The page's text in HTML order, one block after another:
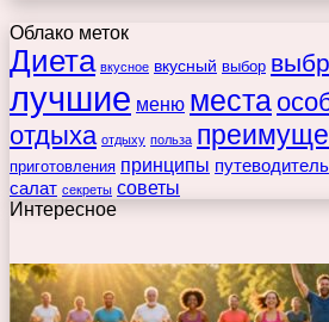
Облако меток
Диета вкусное вкусный выбор
лучшие меню места
отдыха отдыху польза
приготовления принципы путеводитель
салат секреты советы
Интересное